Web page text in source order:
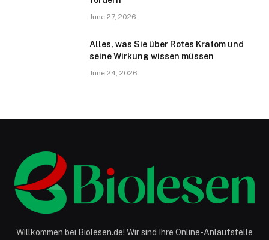
June 27, 2026
Alles, was Sie über Rotes Kratom und
seine Wirkung wissen müssen
June 24, 2026
Willkommen bei Biolesen.de! Wir sind Ihre Online-Anlaufstelle